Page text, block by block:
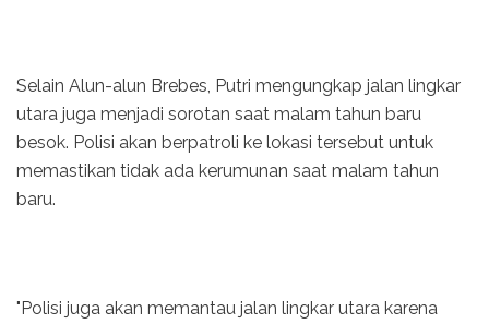
Selain Alun-alun Brebes, Putri mengungkap jalan lingkar
utara juga menjadi sorotan saat malam tahun baru
besok. Polisi akan berpatroli ke lokasi tersebut untuk
memastikan tidak ada kerumunan saat malam tahun
baru.
"Polisi juga akan memantau jalan lingkar utara karena